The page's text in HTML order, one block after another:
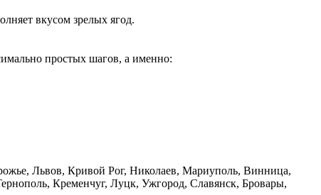
вкусом зрелых ягод.
простых шагов, а именно:
Львов, Кривой Рог, Николаев, Мариуполь, Винница,
Кременчуг, Луцк, Ужгород, Славянск, Бровары,